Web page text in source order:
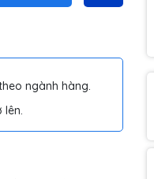
ngành hàng.
lên.